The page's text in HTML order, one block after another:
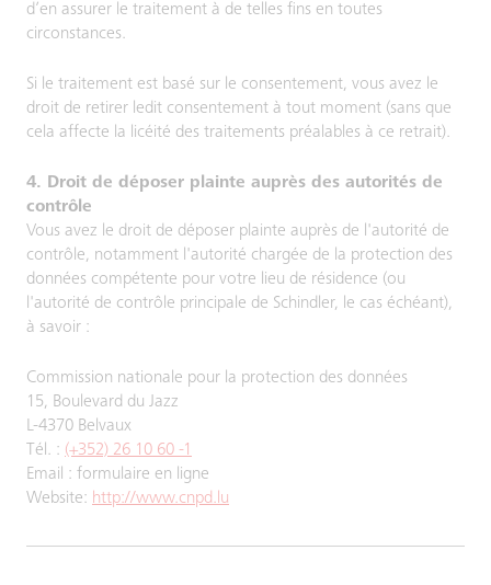
d’en assurer le traitement à de telles fins en toutes
circonstances.
Si le traitement est basé sur le consentement, vous avez le
droit de retirer ledit consentement à tout moment (sans que
cela affecte la licéité des traitements préalables à ce retrait).
4. Droit de déposer plainte auprès des autorités de
contrôle
Vous avez le droit de déposer plainte auprès de l'autorité de
contrôle, notamment l'autorité chargée de la protection des
données compétente pour votre lieu de résidence (ou
l'autorité de contrôle principale de Schindler, le cas échéant),
à savoir :
Commission nationale pour la protection des données
15, Boulevard du Jazz
L-4370 Belvaux
Tél. : (+352) 26 10 60 -1
Email : formulaire en ligne
Website: http://www.cnpd.lu